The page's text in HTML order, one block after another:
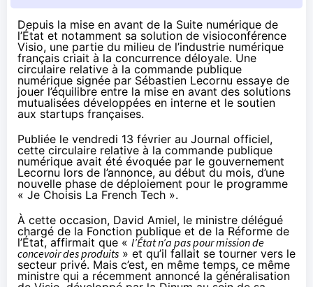
Depuis la mise en avant de la Suite numérique de
l’État et notamment sa solution de visioconférence
Visio, une partie du milieu de l’industrie numérique
français criait à la concurrence déloyale. Une
circulaire relative à la commande publique
numérique signée par Sébastien Lecornu essaye de
jouer l’équilibre entre la mise en avant des solutions
mutualisées développées en interne et le soutien
aux startups françaises.
Publiée le vendredi 13 février au Journal officiel,
cette circulaire relative à la commande publique
numérique avait été évoquée par le gouvernement
Lecornu lors de l’annonce, au début du mois, d’une
nouvelle phase de déploiement pour le programme
« Je Choisis La French Tech ».
À cette occasion, David Amiel, le ministre délégué
chargé de la Fonction publique et de la Réforme de
l’État, affirmait que « l’État n’a pas pour mission de
concevoir des produits » et qu’il fallait se tourner vers le
secteur privé. Mais c’est, en même temps, ce même
ministre qui a récemment annoncé la généralisation